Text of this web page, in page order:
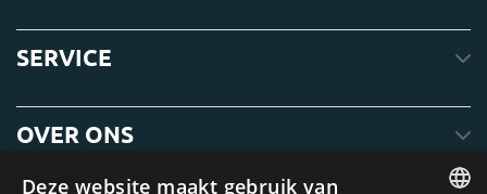
SERVICE
OVER ONS
Deze website maakt gebruik van